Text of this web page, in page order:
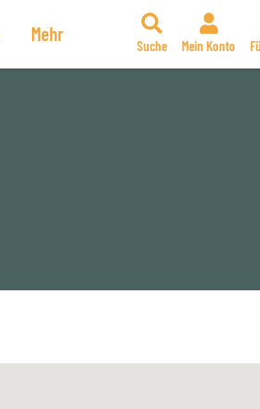
Mehr
Suche Mein Konto